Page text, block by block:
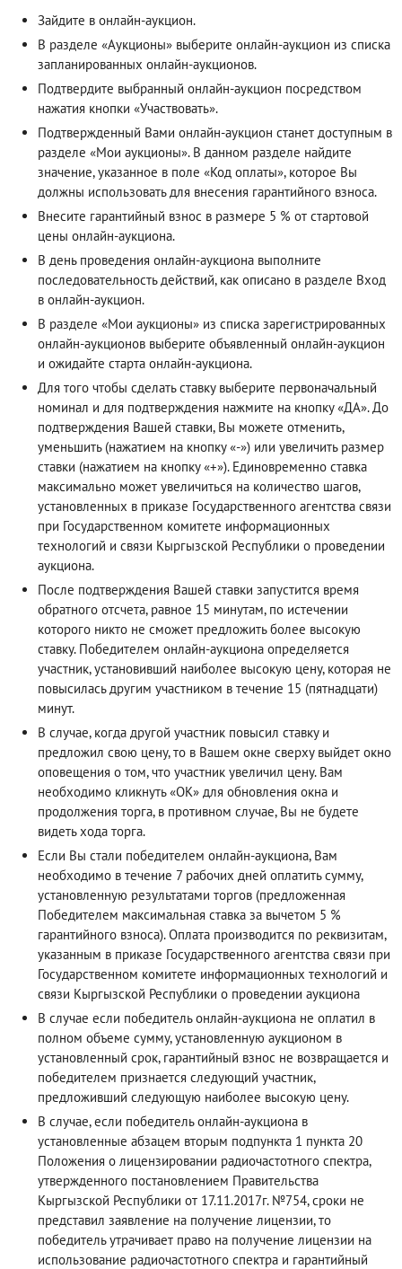
Зайдите в онлайн-аукцион.
В разделе «Аукционы» выберите онлайн-аукцион из списка
запланированных онлайн-аукционов.
Подтвердите выбранный онлайн-аукцион посредством
нажатия кнопки «Участвовать».
Подтвержденный Вами онлайн-аукцион станет доступным в
разделе «Мои аукционы». В данном разделе найдите
значение, указанное в поле «Код оплаты», которое Вы
должны использовать для внесения гарантийного взноса.
Внесите гарантийный взнос в размере 5 % от стартовой
цены онлайн-аукциона.
В день проведения онлайн-аукциона выполните
последовательность действий, как описано в разделе Вход
в онлайн-аукцион.
В разделе «Мои аукционы» из списка зарегистрированных
онлайн-аукционов выберите объявленный онлайн-аукцион
и ожидайте старта онлайн-аукциона.
Для того чтобы сделать ставку выберите первоначальный
номинал и для подтверждения нажмите на кнопку «ДА». До
подтверждения Вашей ставки, Вы можете отменить,
уменьшить (нажатием на кнопку «-») или увеличить размер
ставки (нажатием на кнопку «+»). Единовременно ставка
максимально может увеличиться на количество шагов,
установленных в приказе Государственного агентства связи
при Государственном комитете информационных
технологий и связи Кыргызской Республики о проведении
аукциона.
После подтверждения Вашей ставки запустится время
обратного отсчета, равное 15 минутам, по истечении
которого никто не сможет предложить более высокую
ставку. Победителем онлайн-аукциона определяется
участник, установивший наиболее высокую цену, которая не
повысилась другим участником в течение 15 (пятнадцати)
минут.
В случае, когда другой участник повысил ставку и
предложил свою цену, то в Вашем окне сверху выйдет окно
оповещения о том, что участник увеличил цену. Вам
необходимо кликнуть «ОК» для обновления окна и
продолжения торга, в противном случае, Вы не будете
видеть хода торга.
Если Вы стали победителем онлайн-аукциона, Вам
необходимо в течение 7 рабочих дней оплатить сумму,
установленную результатами торгов (предложенная
Победителем максимальная ставка за вычетом 5 %
гарантийного взноса). Оплата производится по реквизитам,
указанным в приказе Государственного агентства связи при
Государственном комитете информационных технологий и
связи Кыргызской Республики о проведении аукциона
В случае если победитель онлайн-аукциона не оплатил в
полном объеме сумму, установленную аукционом в
установленный срок, гарантийный взнос не возвращается и
победителем признается следующий участник,
предложивший следующую наиболее высокую цену.
В случае, если победитель онлайн-аукциона в
установленные абзацем вторым подпункта 1 пункта 20
Положения о лицензировании радиочастотного спектра,
утвержденного постановлением Правительства
Кыргызской Республики от 17.11.2017г. №754, сроки не
представил заявление на получение лицензии, то
победитель утрачивает право на получение лицензии на
использование радиочастотного спектра и гарантийный